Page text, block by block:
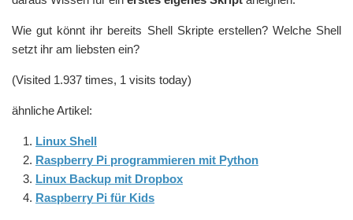
Wie gut könnt ihr bereits Shell Skripte erstellen? Welche Shell
setzt ihr am liebsten ein?
(Visited 1.937 times, 1 visits today)
ähnliche Artikel:
Linux Shell
Raspberry Pi programmieren mit Python
Linux Backup mit Dropbox
Raspberry Pi für Kids